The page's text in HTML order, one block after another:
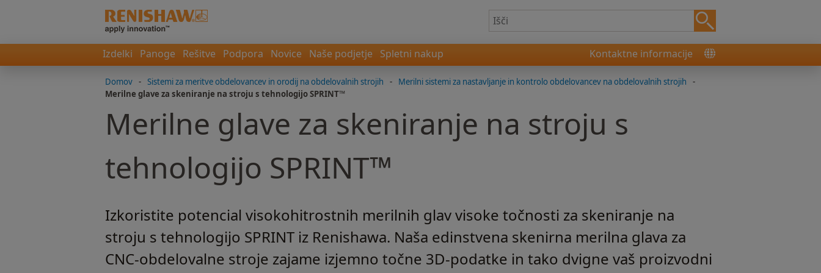
Izdelki Panoge Rešitve Podpora Novice Naše podjetje Spletni nakup Kontaktne informacije
Domov - Sistemi za meritve obdelovancev in orodij na obdelovalnih strojih - Merilni sistemi za nastavljanje in kontrolo obdelovancev na obdelovalnih strojih
-
Merilne glave za skeniranje na stroju s tehnologijo SPRINT™
Merilne glave za skeniranje na stroju s
tehnologijo SPRINT™
Izkoristite potencial visokohitrostnih merilnih glav visoke točnosti za skeniranje na
stroju s tehnologijo SPRINT iz Renishawa. Naša edinstvena skenirna merilna glava za
CNC-obdelovalne stroje zajame izjemno točne 3D-podatke in tako dvigne vaš proizvodni